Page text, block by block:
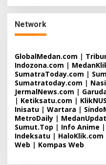
Network
GlobalMedan.com |
Indozona.com |
SumatraToday.com |
Sumatratoday.com |
JermalNews.com |
| Ketiksatu.com |
Inisatu | Wartara |
MetroDaily |
Sumut.Top | Info Anime |
Indeksatu | HaloKlik.com
Web | Kompas Web